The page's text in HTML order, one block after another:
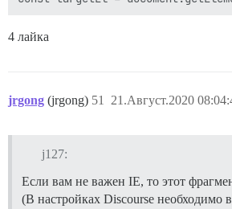
4 лайка
jrgong (jrgong) 21.Август.2020
51
j127:
Если вам не важен IE, то этот
(В настройках Discourse необходимо